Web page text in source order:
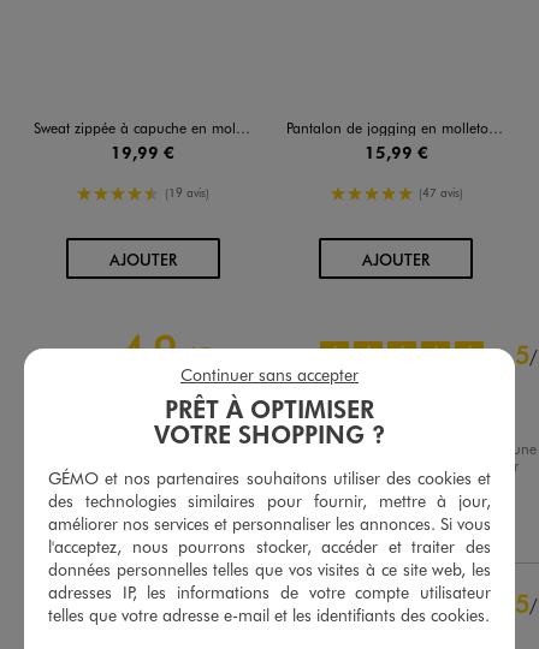
Sweat zippée à capuche en molleton femme
19,99 €
4.5/5 de moyenne
(19 avis)
AJOUTERAU PANIER
Pantalon de jogging en molleton uni à taille élastiquée femme
15,99 €
5/5 de moyenne
(47 avis)
AJOUTERAU PANIER
4.9/5
Basé sur 17 avis soumis à un
contrôle
Voir tous les avis sur ce site
étoiles
4étoiles
2
3étoiles
0
5/
Avis vérifié et récompensé
Ma fille adore.
Avis du 06/08/2026
, suite à une
par
Yannick L.
Utile(0) Signaler
5/
Avis vérifié et récompensé
PRÊT À OPTIMISER
VOTRE SHOPPING ?
GÉMO et nos partenaires souhaitons utiliser des cookies et
des technologies similaires pour fournir, mettre à jour,
améliorer nos services et personnaliser les annonces. Si vous
l'acceptez, nous pourrons stocker, accéder et traiter des
données personnelles telles que vos visites à ce site web, les
adresses IP, les informations de votre compte utilisateur
telles que votre adresse e-mail et les identifiants des cookies.
Continuer sans accepter